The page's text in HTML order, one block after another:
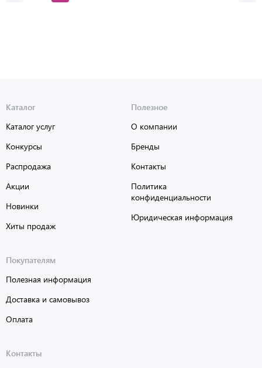
Каталог
Каталог услуг
Конкурсы
Распродажа
Акции
Новинки
Хиты продаж
Полезное
О компании
Бренды
Контакты
Политика
конфиденциальности
Юридическая информация
Покупателям
Полезная информация
Доставка и самовывоз
Оплата
Контакты